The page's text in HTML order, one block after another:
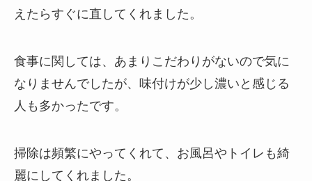
えたらすぐに直してくれました。
食事に関しては、あまりこだわりがないので気に
なりませんでしたが、味付けが少し濃いと感じる
人も多かったです。
掃除は頻繁にやってくれて、お風呂やトイレも綺
麗にしてくれました。